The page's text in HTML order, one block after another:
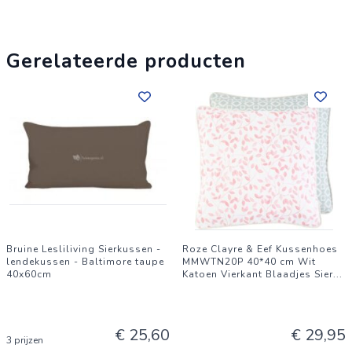
Gerelateerde producten
Bruine Lesliliving Sierkussen -
lendekussen - Baltimore taupe
40x60cm
3 prijzen € 25,60
Roze Clayre & Eef Kussenhoes
MMWTN20P 40*40 cm Wit
Katoen Vierkant Blaadjes Sier...
€ 29,95